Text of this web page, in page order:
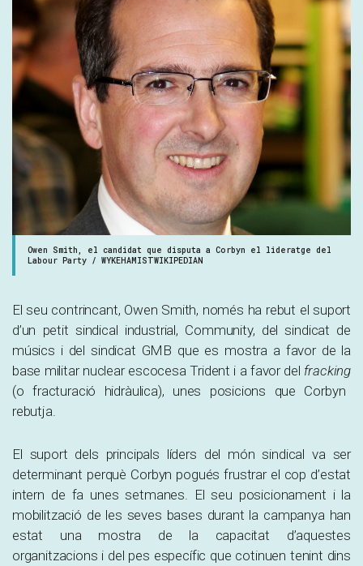
Owen Smith, el candidat que disputa a Corbyn el lideratge del
Labour Party / WYKEHAMISTWIKIPEDIAN
El seu contrincant, Owen Smith, només ha rebut el suport
d’un petit sindical industrial, Community, del sindicat de
músics i del sindicat GMB que es mostra a favor de la
base militar nuclear escocesa Trident i a favor del fracking
(o fracturació hidràulica), unes posicions que Corbyn
rebutja.
El suport dels principals líders del món sindical va ser
determinant perquè Corbyn pogués frustrar el cop d’estat
intern de fa unes setmanes.
El seu posicionament i la
mobilització de les seves bases durant la campanya han
estat una mostra de la capacitat d’aquestes
organitzacions i del pes específic que cotinuen tenint dins